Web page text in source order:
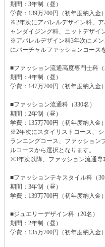
期間：3年制（昼）
学費：139万700円（初年度納入金）
※2年次にアパレルデザイン科、
ャンダイジング科、ニットデザイ
※アパレルデザイン科3年次にメ
にバーチャルファッションコース
■ファッション流通高度専門士科（
期間：4年制（昼）
学費：147万700円（初年度納入金）
■ファッション流通科（330名）
期間：2年制（昼）
学費：135万700円（初年度納入金）
※2年次にスタイリストコース、
ランニングコース、ファッション
ルコースから選択となります。
※3年次以降、ファッション流通専
■ファッションテキスタイル科（30
期間：3年制（昼）
学費：139万700円（初年度納入金）
■ジュエリーデザイン科（20名）
期間：2年制（昼）
学費：135万700円（初年度納入金）